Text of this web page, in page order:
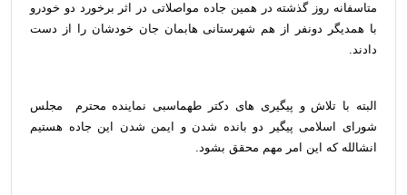
متاسفانه روز گذشته در همین جاده مواصلاتی در اثر برخورد دو خودرو
با همدیگر دونفر از هم شهرستانی هابمان جان خودشان را از دست
دادند.
البته با تلاش و پیگیری های دکتر طهماسبی نماینده محترم مجلس
شورای اسلامی پیگیر دو بانده شدن و ایمن شدن این جاده هستیم
انشالله که این امر مهم محقق بشود.